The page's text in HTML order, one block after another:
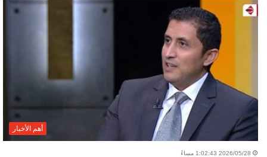
أهم الأخبار
2026/05/28 1:02:43 مساءً